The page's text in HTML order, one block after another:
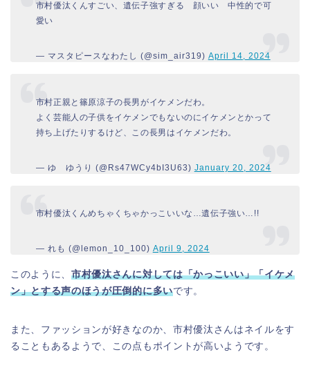
市村優汰くんすごい、遺伝子強すぎる 顔いい 中性的で可
愛い
— マスタピースなわたし (@sim_air319) April 14, 2024
市村正親と篠原涼子の長男がイケメンだわ。
よく芸能人の子供をイケメンでもないのにイケメンとかって
持ち上げたりするけど、この長男はイケメンだわ。
— ゆ ゆうり (@Rs47WCy4bI3U63) January 20, 2024
市村優汰くんめちゃくちゃかっこいいな…遺伝子強い…!!
— れも (@lemon_10_100) April 9, 2024
このように、市村優汰さんに対しては「かっこいい」「イケメ
ン」とする声のほうが圧倒的に多いです。
また、ファッションが好きなのか、市村優汰さんはネイルをす
ることもあるようで、この点もポイントが高いようです。